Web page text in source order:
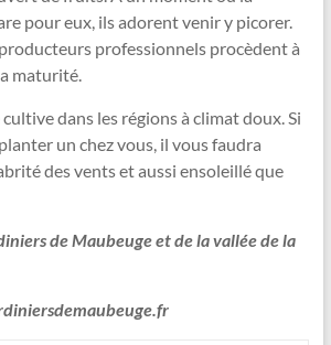
pour eux, ils adorent venir y picorer.
professionnels procèdent à
maturité.
dans les régions à climat doux. Si
un chez vous, il vous faudra
des vents et aussi ensoleillé que
de Maubeuge et de la vallée de la